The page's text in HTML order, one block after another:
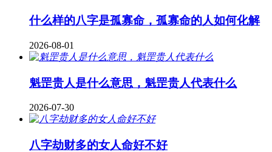
什么样的八字是孤寡命，孤寡命的人如何化解
2026-08-01
魁罡贵人是什么意思，魁罡贵人代表什么
2026-07-30
八字劫财多的女人命好不好